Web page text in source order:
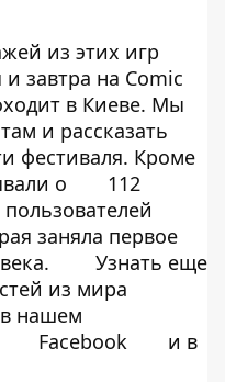
из этих игр
завтра на Comic
в Киеве. Мы
и рассказать
фестиваля. Кроме
о
112
заняла первое
Узнать еще
из мира
нашем
Facebook
и в